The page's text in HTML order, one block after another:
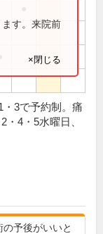
す。来院前
×閉じる
3で予約制。痛
4・5水曜日、
の予後がいいと